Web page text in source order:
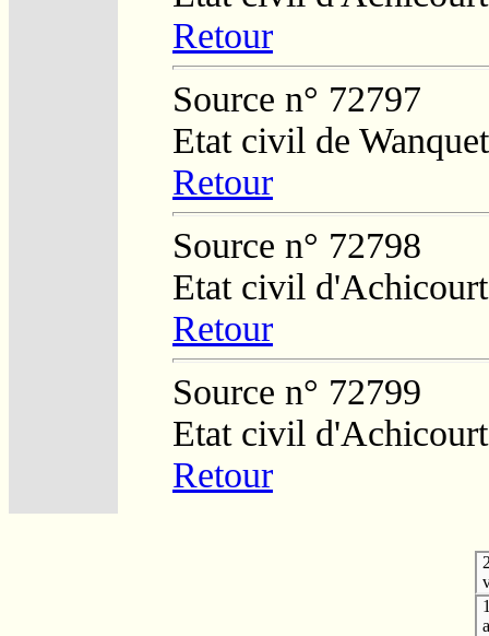
Retour
Source n° 72797
Etat civil de
Retour
Source n° 72798
Etat civil d'Achicourt
Retour
Source n° 72799
Etat civil d'Achicourt
Retour